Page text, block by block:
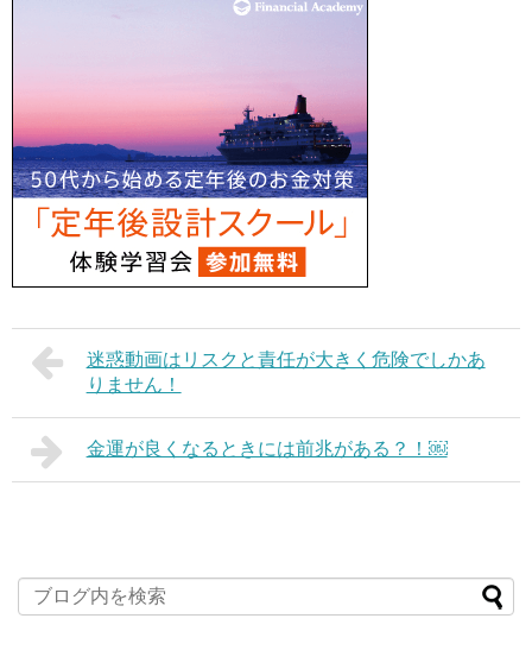
迷惑動画はリスクと責任が大きく危険でしかあ
りません！
金運が良くなるときには前兆がある？！￼